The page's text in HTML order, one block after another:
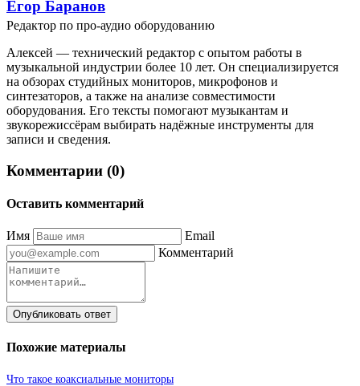
Егор Баранов
Редактор по про-аудио оборудованию
Алексей — технический редактор с опытом работы в
музыкальной индустрии более 10 лет. Он специализируется
на обзорах студийных мониторов, микрофонов и
синтезаторов, а также на анализе совместимости
оборудования. Его тексты помогают музыкантам и
звукорежиссёрам выбирать надёжные инструменты для
записи и сведения.
Комментарии (0)
Оставить комментарий
Имя
Email
Комментарий
Опубликовать ответ
Похожие материалы
Что такое коаксиальные мониторы